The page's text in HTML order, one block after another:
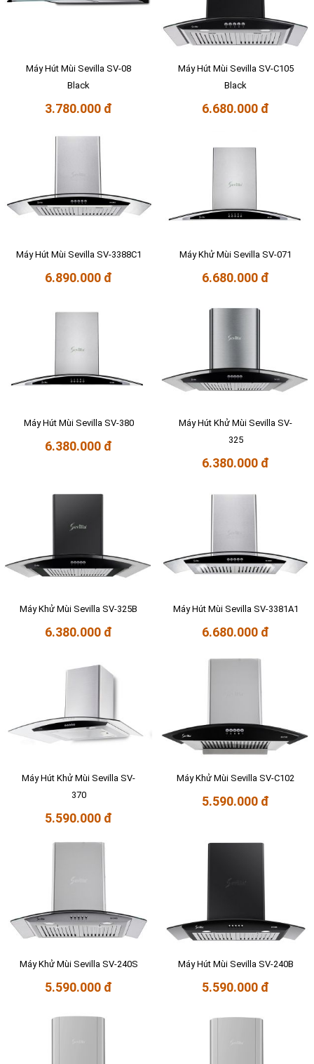
Máy Hút Mùi Sevilla SV-08
Black
3.780.000 đ
Máy Hút Mùi Sevilla SV-C105
Black
6.680.000 đ
Máy Hút Mùi Sevilla SV-3388C1
6.890.000 đ
Máy Khử Mùi Sevilla SV-071
6.680.000 đ
Máy Hút Mùi Sevilla SV-380
6.380.000 đ
Máy Hút Khử Mùi Sevilla SV-
325
6.380.000 đ
Máy Khử Mùi Sevilla SV-325B
6.380.000 đ
Máy Hút Mùi Sevilla SV-3381A1
6.680.000 đ
Máy Hút Khử Mùi Sevilla SV-
370
5.590.000 đ
Máy Khử Mùi Sevilla SV-C102
5.590.000 đ
Máy Khử Mùi Sevilla SV-240S
5.590.000 đ
Máy Hút Mùi Sevilla SV-240B
5.590.000 đ